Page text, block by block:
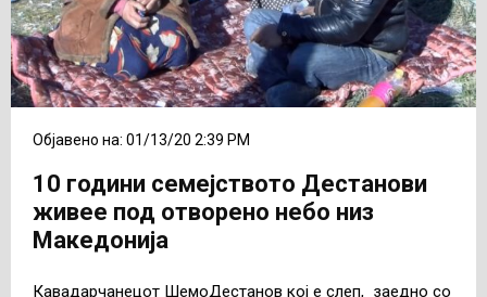
Објавено на: 01/13/20 2:39 PM
10 години семејството Дестанови
живее под отворено небо низ
Македонија
Кавадарчанецот ШемоДестанов кој е слеп, заедно со